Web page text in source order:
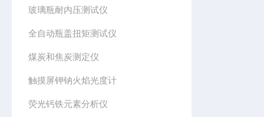
玻璃瓶耐内压测试仪
全自动瓶盖扭矩测试仪
煤炭和焦炭测定仪
触摸屏钾钠火焰光度计
荧光钙铁元素分析仪